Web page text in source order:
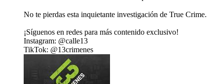
No te pierdas esta inquietante investigación de True Crime.
¡Síguenos en redes para más contenido exclusivo!
Instagram: @calle13
TikTok: @13crimenes